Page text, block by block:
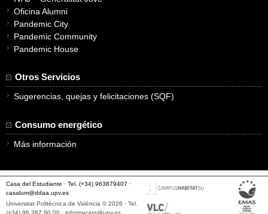
Oficina Alumni
Pandemic City
Pandemic Community
Pandemic House
Otros Servicios
Sugerencias, quejas y felicitaciones (SQF)
Consumo energético
Más información
Casa del Estudiante · Tel. (+34) 963879407 ·
casalum@ddaa.upv.es
Universitat Politècnica de València © 2026 · Tel.
(+34) 96 387 90 00 · informacion@upv.es